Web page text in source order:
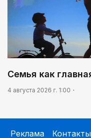
Семья как
4 августа 2026 г. 1:00
Реклама Контакты